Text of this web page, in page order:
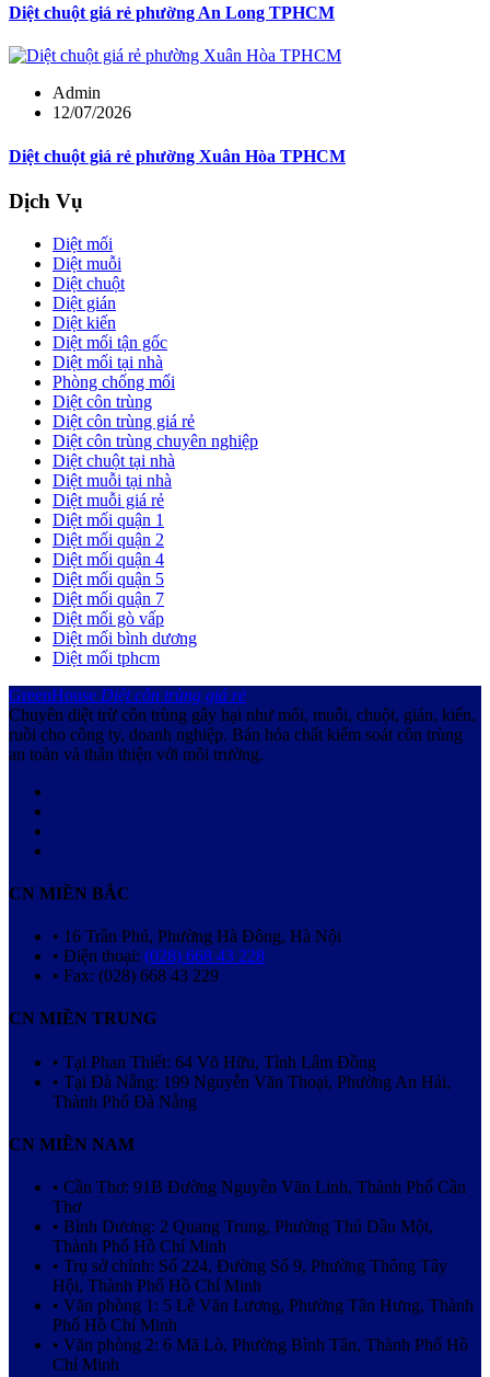
Diệt chuột giá rẻ phường An Long TPHCM
Admin
12/07/2026
Diệt chuột giá rẻ phường Xuân Hòa TPHCM
Dịch Vụ
Diệt mối
Diệt muỗi
Diệt chuột
Diệt gián
Diệt kiến
Diệt mối tận gốc
Diệt mối tại nhà
Phòng chống mối
Diệt côn trùng
Diệt côn trùng giá rẻ
Diệt côn trùng chuyên nghiệp
Diệt chuột tại nhà
Diệt muỗi tại nhà
Diệt muỗi giá rẻ
Diệt mối quận 1
Diệt mối quận 2
Diệt mối quận 4
Diệt mối quận 5
Diệt mối quận 7
Diệt mối gò vấp
Diệt mối bình dương
Diệt mối tphcm
GreenHouse Diệt côn trùng giá rẻ
Chuyên diệt trừ côn trùng gây hại như mối, muỗi, chuột, gián, kiến,
ruồi cho công ty, doanh nghiệp. Bán hóa chất kiểm soát côn trùng
an toàn và thân thiện với môi trường.
CN MIỀN BẮC
• 16 Trần Phú, Phường Hà Đông, Hà Nội
• Điện thoại: (028) 668 43 228
• Fax: (028) 668 43 229
CN MIỀN TRUNG
• Tại Phan Thiết: 64 Võ Hữu, Tỉnh Lâm Đồng
• Tại Đà Nẵng: 199 Nguyễn Văn Thoại, Phường An Hải,
Thành Phố Đà Nẵng
CN MIỀN NAM
• Cần Thơ: 91B Đường Nguyễn Văn Linh, Thành Phố Cần
Thơ
• Bình Dương: 2 Quang Trung, Phường Thủ Dầu Một,
Thành Phố Hồ Chí Minh
• Trụ sở chính: Số 224, Đường Số 9, Phường Thông Tây
Hội, Thành Phố Hồ Chí Minh
• Văn phòng 1: 5 Lê Văn Lương, Phường Tân Hưng, Thành
Phố Hồ Chí Minh
• Văn phòng 2: 6 Mã Lò, Phường Bình Tân, Thành Phố Hồ
Chí Minh